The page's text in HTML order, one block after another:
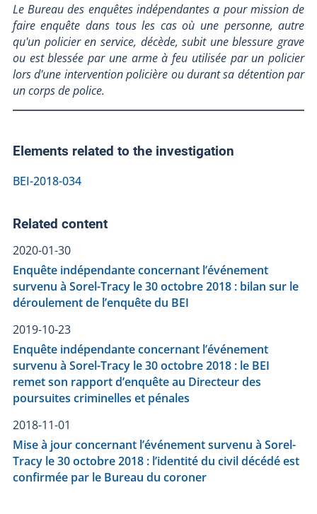
Le Bureau des enquêtes indépendantes a pour mission de
faire enquête dans tous les cas où une personne, autre
qu'un policier en service, décède, subit une blessure grave
ou est blessée par une arme à feu utilisée par un policier
lors d'une intervention policière ou durant sa détention par
un corps de police.
Elements related to the investigation
BEI-2018-034
Related content
2020-01-30
Enquête indépendante concernant l’événement
survenu à Sorel-Tracy le 30 octobre 2018 : bilan sur le
déroulement de l’enquête du BEI
2019-10-23
Enquête indépendante concernant l’événement
survenu à Sorel-Tracy le 30 octobre 2018 : le BEI
remet son rapport d’enquête au Directeur des
poursuites criminelles et pénales
2018-11-01
Mise à jour concernant l’événement survenu à Sorel-
Tracy le 30 octobre 2018 : l’identité du civil décédé est
confirmée par le Bureau du coroner